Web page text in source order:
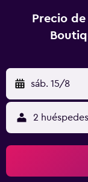
la web gracias a
servicios para las
Precio
sáb. 15/8
2